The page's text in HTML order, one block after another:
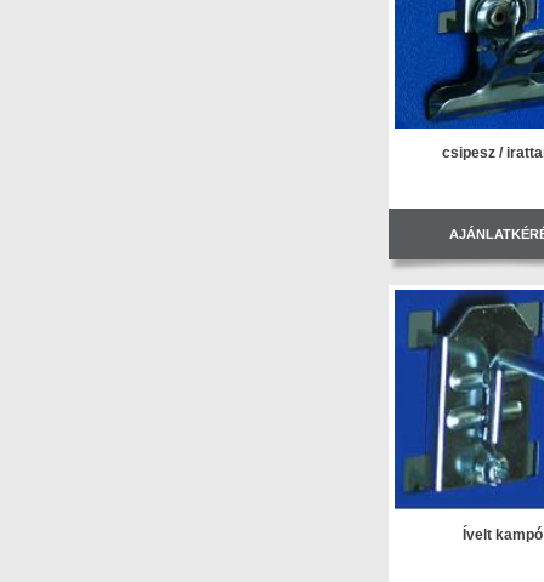
csipesz /
Ívelt kampó